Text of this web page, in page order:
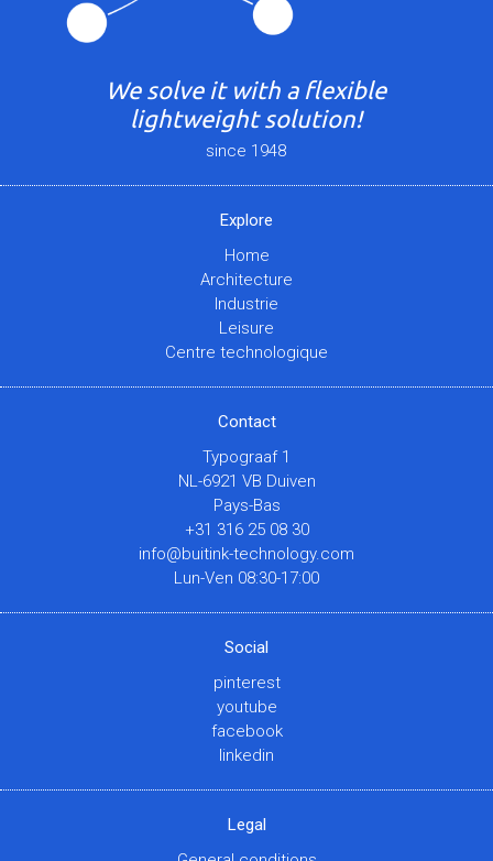
We solve it with a flexible
lightweight solution!
since 1948
Explore
Home
Architecture
Industrie
Leisure
Centre technologique
Contact
Typograaf 1
NL-6921 VB Duiven
Pays-Bas
+31 316 25 08 30
info@buitink-technology.com
Lun-Ven 08:30-17:00
Social
pinterest
youtube
facebook
linkedin
Legal